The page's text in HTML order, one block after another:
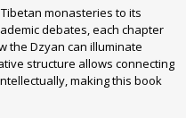
monasteries to its
debates, each chapter
the Dzyan can illuminate
structure allows connecting
making this book